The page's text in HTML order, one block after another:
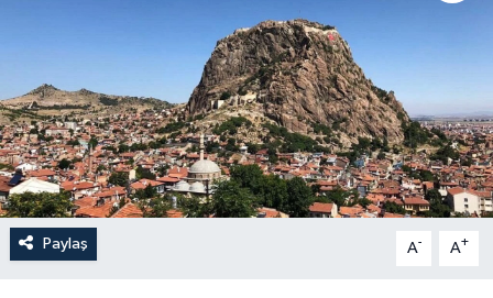
Paylaş A- A+
Resmi Reklamlar